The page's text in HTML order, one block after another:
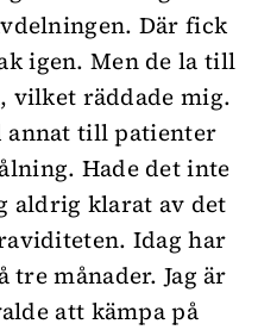
Där fick
igen. Men de la till
vilket räddade mig.
annat till patienter
Hade det inte
aldrig klarat av det
Idag har
månader. Jag är
att kämpa på